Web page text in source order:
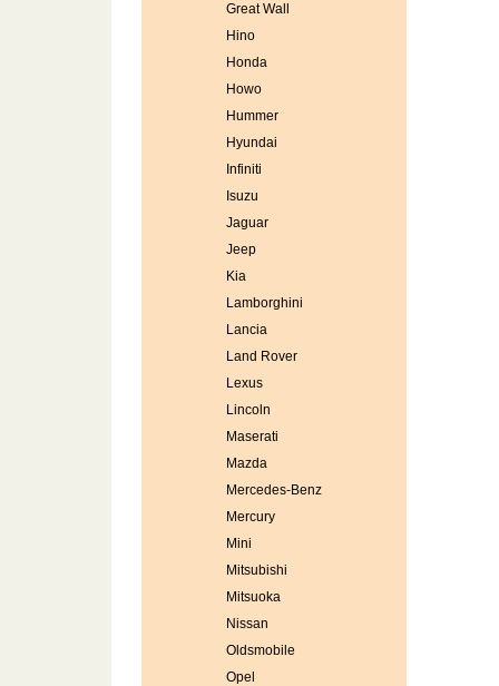
Great Wall
Hino
Honda
Howo
Hummer
Hyundai
Infiniti
Isuzu
Jaguar
Jeep
Kia
Lamborghini
Lancia
Land Rover
Lexus
Lincoln
Maserati
Mazda
Mercedes-Benz
Mercury
Mini
Mitsubishi
Mitsuoka
Nissan
Oldsmobile
Opel